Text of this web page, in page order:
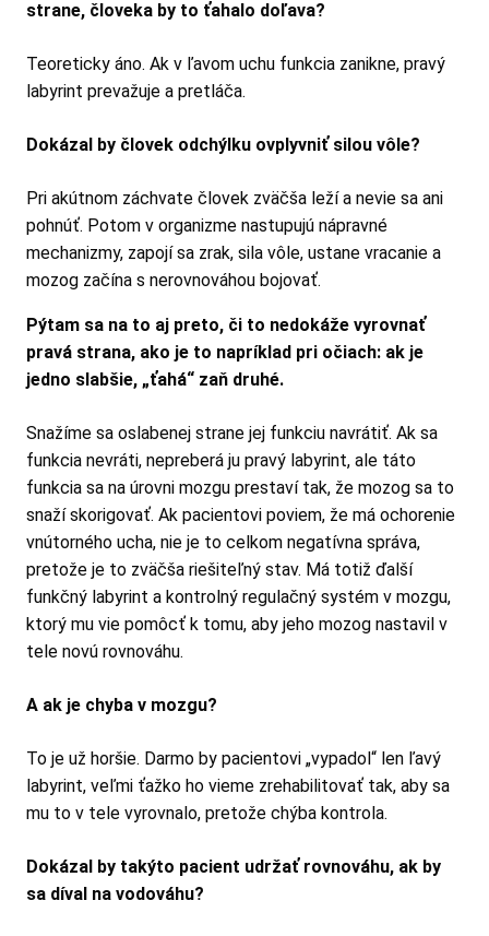
strane, človeka by to ťahalo doľava?
Teoreticky áno. Ak v ľavom uchu funkcia zanikne, pravý
labyrint prevažuje a pretláča.
Dokázal by človek odchýlku ovplyvniť silou vôle?
Pri akútnom záchvate človek zväčša leží a nevie sa ani
pohnúť. Potom v organizme nastupujú nápravné
mechanizmy, zapojí sa zrak, sila vôle, ustane vracanie a
mozog začína s nerovnováhou bojovať.
Pýtam sa na to aj preto, či to nedokáže vyrovnať
pravá strana, ako je to napríklad pri očiach: ak je
jedno slabšie, „ťahá“ zaň druhé.
Snažíme sa oslabenej strane jej funkciu navrátiť. Ak sa
funkcia nevráti, nepreberá ju pravý labyrint, ale táto
funkcia sa na úrovni mozgu prestaví tak, že mozog sa to
snaží skorigovať. Ak pacientovi poviem, že má ochorenie
vnútorného ucha, nie je to celkom negatívna správa,
pretože je to zväčša riešiteľný stav. Má totiž ďalší
funkčný labyrint a kontrolný regulačný systém v mozgu,
ktorý mu vie pomôcť k tomu, aby jeho mozog nastavil v
tele novú rovnováhu.
A ak je chyba v mozgu?
To je už horšie. Darmo by pacientovi „vypadol“ len ľavý
labyrint, veľmi ťažko ho vieme zrehabilitovať tak, aby sa
mu to v tele vyrovnalo, pretože chýba kontrola.
Dokázal by takýto pacient udržať rovnováhu, ak by
sa díval na vodováhu?